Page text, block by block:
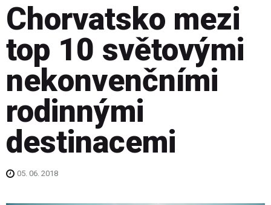
Chorvatsko mezi
top 10 světovými
nekonvenčními
rodinnými
destinacemi
05. 06. 2018